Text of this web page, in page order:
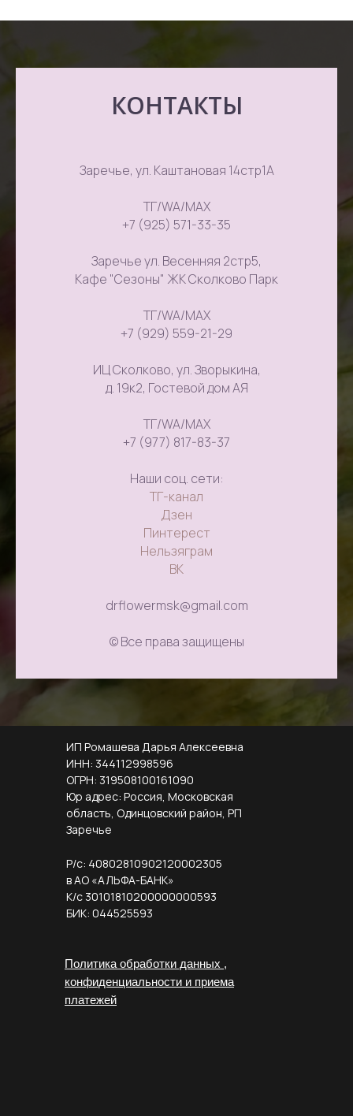
КОНТАКТЫ
Заречье, ул. Каштановая 14стр1А
ТГ/WA/MAX
+7 (925) 571-33-35
Заречье ул. Весенняя 2стр5,
Кафе "Сезоны" ЖК Сколково Парк
ТГ/WA/MAX
+7 (929) 559-21-29
ИЦ Сколково, ул. Зворыкина,
д. 19к2, Гостевой дом АЯ
ТГ/WA/MAX
+7 (977) 817-83-37
Наши соц. сети:
ТГ-канал
Дзен
Пинтерест
Нельзяграм
ВК
drflowermsk@gmail.com
© Все права защищены
ИП Ромашева Дарья Алексеевна
ИНН: 344112998596
ОГРН: 319508100161090
Юр адрес: Россия, Московская
область, Одинцовский район, РП
Заречье
Р/с: 40802810902120002305
в АО «АЛЬФА-БАНК»
К/с 30101810200000000593
БИК: 044525593
Политика обработки данных ,
конфиденциальности и приема
платежей